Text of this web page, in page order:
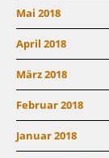
Mai 2018
April 2018
März 2018
Februar 2018
Januar 2018